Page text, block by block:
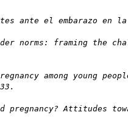
ante el embarazo en
norms: framing the
among young
Attitudes